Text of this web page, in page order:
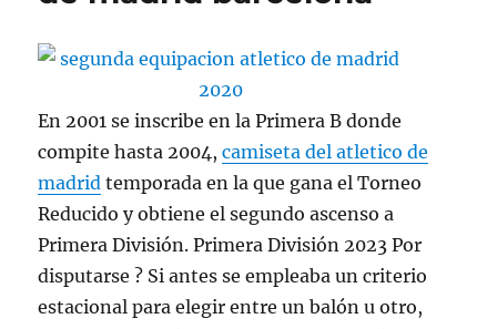
En 2001 se inscribe en la Primera B donde
compite hasta 2004,camiseta del atletico de
madrid temporada en la que gana el Torneo
Reducido y obtiene el segundo ascenso a
Primera División. Primera División 2023 Por
disputarse ? Si antes se empleaba un criterio
estacional para elegir entre un balón u otro,